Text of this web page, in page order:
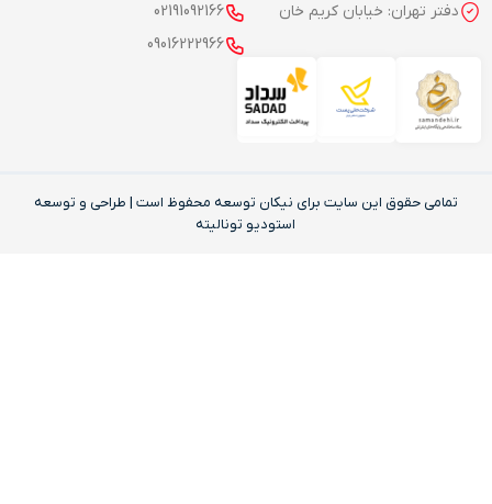
دفتر تهران: خیابان کریم خان
02191092166
09016222966
تمامی حقوق این‌ سایت برای نیکان توسعه محفوظ است | طراحی و توسعه
استودیو تونالیته